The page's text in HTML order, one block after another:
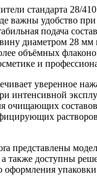
стандарта 28/
важны удобство
подача
диаметром 28 мм
объёмных
и
уверенное
интенсивной
очищающих
представлены
также доступны
оформления